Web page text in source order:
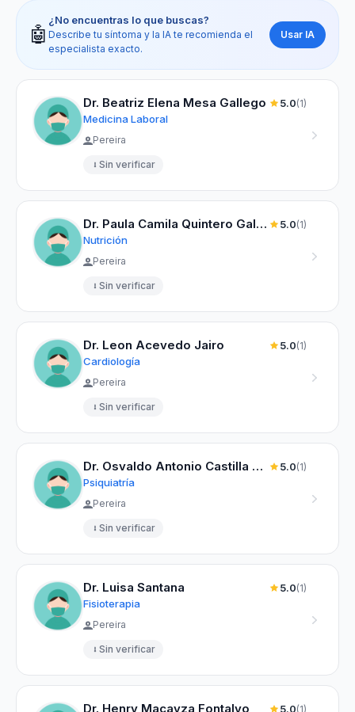
🤖
¿No encuentras lo que buscas?
Describe tu síntoma y la IA te recomienda el
especialista exacto.
Usar IA
Dr. Beatriz Elena Mesa Gallego
Medicina Laboral
5.0(1)
Pereira
Sin verificar
Dr. Paula Camila Quintero Galvez
Nutrición
5.0(1)
Pereira
Sin verificar
Dr. Leon Acevedo Jairo
Cardiología
5.0(1)
Pereira
Sin verificar
Dr. Osvaldo Antonio Castilla Contreras
Psiquiatría
5.0(1)
Pereira
Sin verificar
Dr. Luisa Santana
Fisioterapia
5.0(1)
Pereira
Sin verificar
Dr. Henry Macayza Fontalvo 5.0(1)